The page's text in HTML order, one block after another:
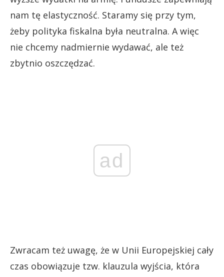
nam tę elastyczność. Staramy się przy tym,
żeby polityka fiskalna była neutralna. A więc
nie chcemy nadmiernie wydawać, ale też
zbytnio oszczędzać.
ad
Zwracam też uwagę, że w Unii Europejskiej cały
czas obowiązuje tzw. klauzula wyjścia, która